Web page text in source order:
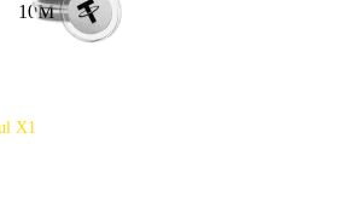
10M
X1